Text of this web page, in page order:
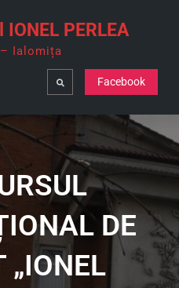
PERLEA
Ialomița
Search Facebook
DE
„IONEL